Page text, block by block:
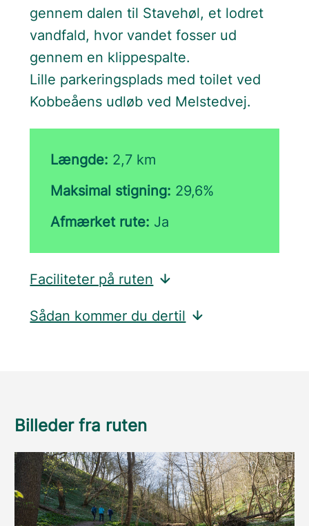
gennem dalen til Stavehøl, et lodret
vandfald, hvor vandet fosser ud
gennem en klippespalte.
Lille parkeringsplads med toilet ved
Kobbeåens udløb ved Melstedvej.
Længde: 2,7 km
Maksimal stigning: 29,6%
Afmærket rute: Ja
Faciliteter på ruten
Sådan kommer du dertil
Billeder fra ruten